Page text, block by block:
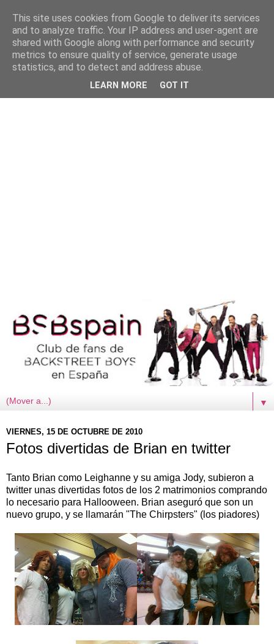
▼
VIERNES, 15 DE OCTUBRE DE 2010
Fotos divertidas de Brian en twitter
Tanto Brian como Leighanne y su amiga Jody, subieron a
twitter unas divertidas fotos de los 2 matrimonios comprando
lo necesario para Hallooween. Brian aseguró que son un
nuevo grupo, y se llamarán "The Chirpsters" (los piadores)
This site uses cookies from Google to deliver its services
and to analyze traffic. Your IP address and user-agent are
shared with Google along with performance and security
metrics to ensure quality of service, generate usage
statistics, and to detect and address abuse.
LEARN MORE GOT IT